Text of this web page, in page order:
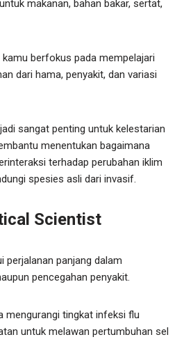
makanan, bahan bakar, sertat,
berfokus pada mempelajari
dari hama, penyakit, dan variasi
sangat penting untuk kelestarian
menentukan bagaimana
terhadap perubahan iklim
spesies asli dari invasif.
Scientist
perjalanan panjang dalam
pencegahan penyakit.
mengurangi tingkat infeksi flu
untuk melawan pertumbuhan sel